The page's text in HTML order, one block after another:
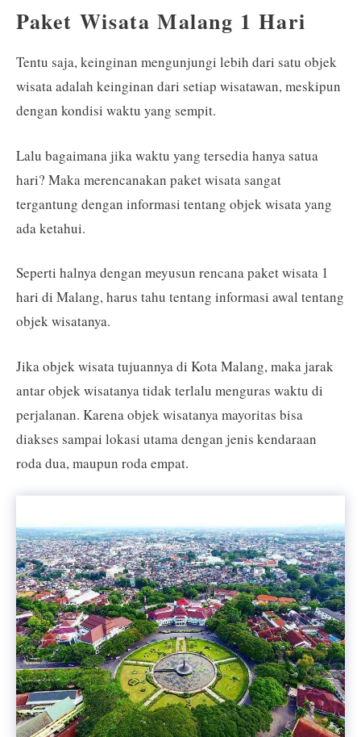
Paket Wisata Malang 1 Hari
Tentu saja, keinginan mengunjungi lebih dari satu objek
wisata adalah keinginan dari setiap wisatawan, meskipun
dengan kondisi waktu yang sempit.
Lalu bagaimana jika waktu yang tersedia hanya satua
hari? Maka merencanakan paket wisata sangat
tergantung dengan informasi tentang objek wisata yang
ada ketahui.
Seperti halnya dengan meyusun rencana paket wisata 1
hari di Malang, harus tahu tentang informasi awal tentang
objek wisatanya.
Jika objek wisata tujuannya di Kota Malang, maka jarak
antar objek wisatanya tidak terlalu menguras waktu di
perjalanan. Karena objek wisatanya mayoritas bisa
diakses sampai lokasi utama dengan jenis kendaraan
roda dua, maupun roda empat.